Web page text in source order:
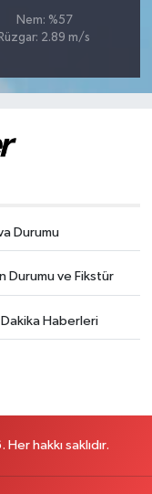
Nem: %57
Rüzgar: 2.89 m/s
Durumu
Durumu ve Fikstür
Haberleri
hakkı saklıdır.